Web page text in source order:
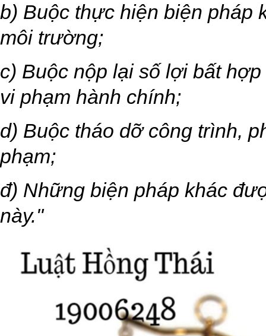
b) Buộc thực hiện biện pháp
môi trường;
c) Buộc nộp lại số lợi bất
vi phạm hành chính;
d) Buộc tháo dỡ công trình,
phạm;
đ) Những biện pháp khác
này."